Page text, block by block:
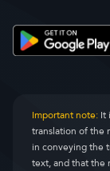
Important note:It
translation of the
in conveying the
text, and that the